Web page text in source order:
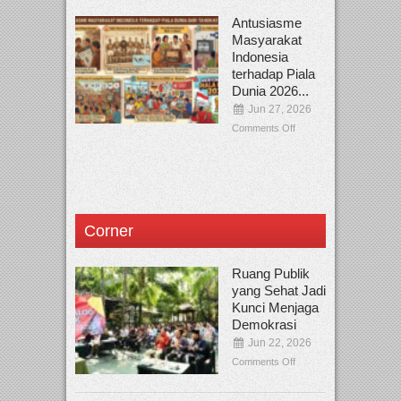
Antusiasme
Masyarakat
Indonesia
terhadap Piala
Dunia 2026...
Jun 27, 2026
Comments Off
Corner
Ruang Publik
yang Sehat Jadi
Kunci Menjaga
Demokrasi
Jun 22, 2026
Comments Off